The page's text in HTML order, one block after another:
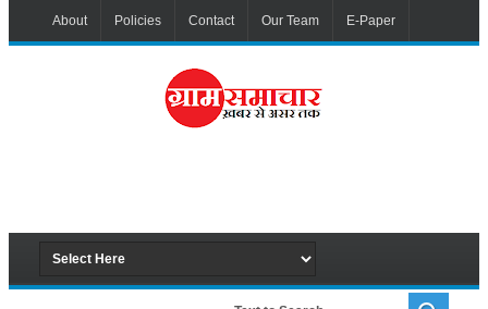
About Policies Contact Our Team E-Paper